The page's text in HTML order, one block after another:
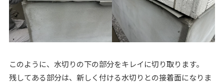
このように、水切りの下の部分をキレイに切り取ります。
残してある部分は、新しく付ける水切りとの接着面になりま